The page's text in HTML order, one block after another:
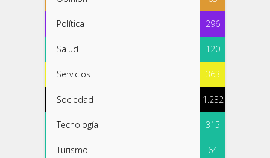
Política 296
Salud 120
Servicios 363
Sociedad 1.232
Tecnología 315
Turismo 64